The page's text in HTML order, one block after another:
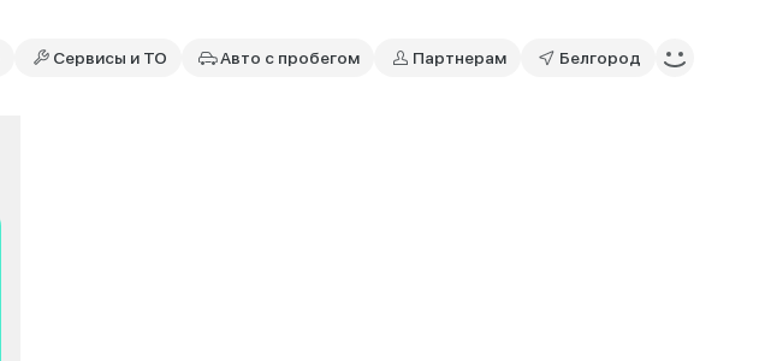
Сервисы и ТО Авто с пробегом Партнерам Белгород